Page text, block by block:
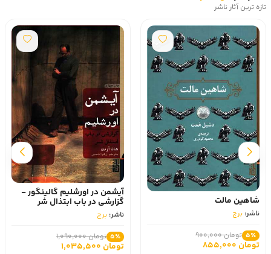
تازه ترین آثار ناشر
شاهین مالت
ناشر: برج
5٪ تومان 900,000
تومان 855,000
آیشمن در اورشلیم گالینگور -
گزارشی در باب ابتذال شر
ناشر: برج
5٪ تومان 1,090,000
تومان 1,035,500